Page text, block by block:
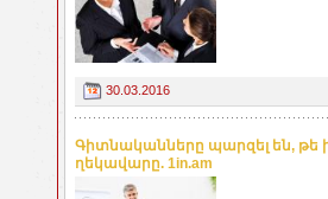
30.03.2016
Գիտնականները պարզել են, թե
ղեկավարը. 1in.am